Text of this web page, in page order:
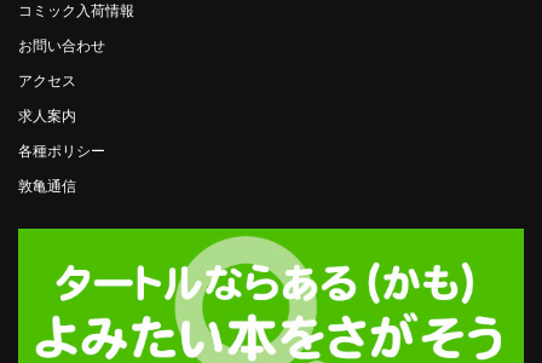
コミック入荷情報
お問い合わせ
アクセス
求人案内
各種ポリシー
敦亀通信